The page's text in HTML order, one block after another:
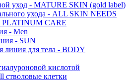
уход - MATURE SKIN (gold label)
ухода - ALL SKIN NEEDS
CARE
- Men
- SUN
линия для тела - BODY
кислотой
стволовые клетки